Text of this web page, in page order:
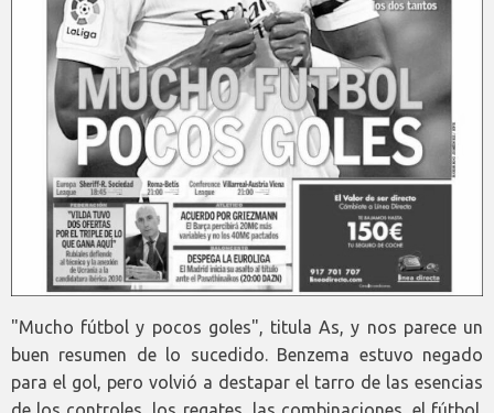
"Mucho fútbol y pocos goles", titula As, y nos parece un
buen resumen de lo sucedido. Benzema estuvo negado
para el gol, pero volvió a destapar el tarro de las esencias